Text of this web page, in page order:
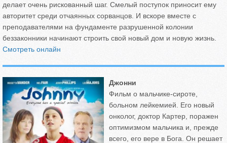
делает очень рискованный шаг. Смелый поступок приносит ему
авторитет среди отчаянных сорванцов. И вскоре вместе с
преподавателями на фундаменте разрушенной колонии
беззаконники начинают строить свой новый дом и новую жизнь.
Смотреть онлайн
Джонни
Фильм о мальчике-сироте,
больном лейкемией. Его новый
онколог, доктор Картер, поражен
оптимизмом мальчика и, прежде
всего, его вере в Бога. Он решает